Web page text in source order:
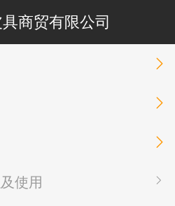
商贸有限公司
使用